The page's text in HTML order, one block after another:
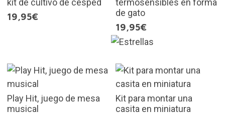
kit de cultivo de césped
19,95€
termosensibles en forma
de gato
19,95€
Play Hit, juego de mesa
musical
Kit para montar una
casita en miniatura